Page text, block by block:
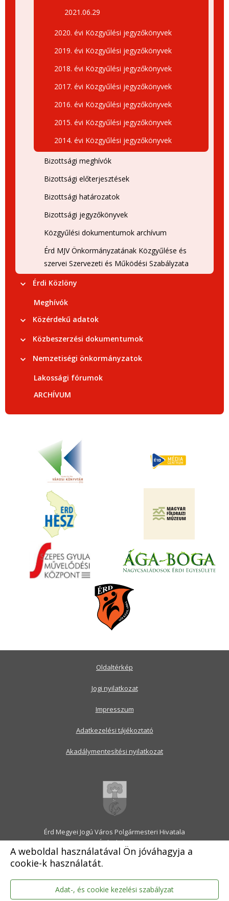
A weboldal használatával Ön jóváhagyja a
cookie-k használatát.
Adat-, és cookie kezelési szabályzat
2021.06.29
2020. évi Közgyűlési jegyzőkönyvek
2019. évi Közgyűlési jegyzőkönyvek
2018. évi Közgyűlési jegyzőkönyvek
2017. évi Közgyűlési jegyzőkönyvek
2016. évi Közgyűlési jegyzőkönyvek
2015. évi Közgyűlési jegyzőkönyvek
2014. évi Közgyűlési jegyzőkönyvek
Bizottsági meghívók
Bizottsági előterjesztések
Bizottsági határozatok
Bizottsági jegyzőkönyvek
Közgyűlési dokumentumok archívum
Érd MJV Önkormányzatának Közgyűlése és
szervei Szervezeti és Működési Szabályzata
Érdi Közlöny
Meghívók
Közérdekű adatok
Közbeszerzési dokumentumok
Nemzetiségi önkormányzatok
Lakossági fórumok
ARCHÍVUM
Érd Megyei Jogú Város Polgármesteri Hivatala
2030 Érd, Alsó utca 1.
Levélcím: 2031 Érd, Pf.: 31
E-mail:onkormanyzat@erd.hu
Telefonközpont:06-23-522-300
Ügyfélszolgálat:06-23-522-301
Hivatali Kapu: ERDPH
Oldaltérkép
Jogi nyilatkozat
Impresszum
Adatkezelési tájékoztató
Akadálymentesítési nyilatkozat